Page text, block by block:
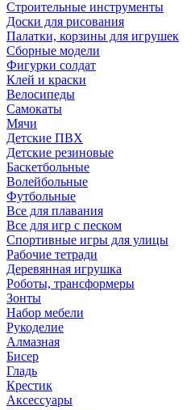
Строительные инструменты
Доски для рисования
Палатки, корзины для игрушек
Сборные модели
Фигурки солдат
Клей и краски
Велосипеды
Самокаты
Мячи
Детские ПВХ
Детские резиновые
Баскетбольные
Волейбольные
Футбольные
Все для плавания
Все для игр с песком
Спортивные игры для улицы
Рабочие тетради
Деревянная игрушка
Роботы, трансформеры
Зонты
Набор мебели
Рукоделие
Алмазная
Бисер
Гладь
Крестик
Аксессуары